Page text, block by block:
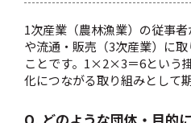
1次産業（農林漁業）の従事者
や流通・販売（3次産業）に
ことです。1×2×3＝6という
化につながる取り組みとして